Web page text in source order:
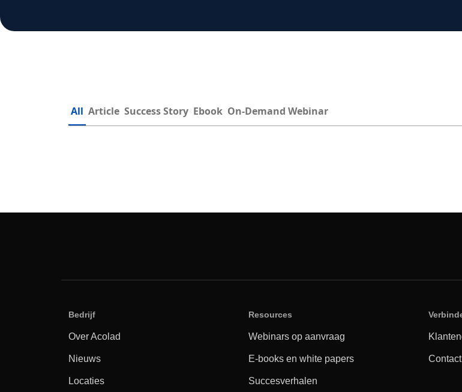
All Article Success Story Ebook On-Demand Webinar
Bedrijf
Over Acolad
Nieuws
Locaties
Resources
Webinars op aanvraag
E-books en white papers
Succesverhalen
Contact